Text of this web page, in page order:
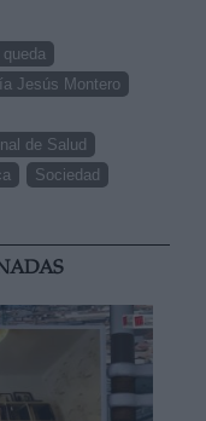
Jesús Montero
de Salud
Sociedad